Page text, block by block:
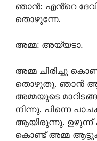
ഞാൻ: എൻ്റെ
തൊഴുന്നേ.
അമ്മ: അയ്യടാ.
അമ്മ ചിരിച്ചു
തൊഴുതു. ഞാൻ
അമ്മയുടെ
നിന്നു. പിന്നെ
ആയിരുന്നു. ഉഴുന്ന്
കൊണ്ട് അമ്മ